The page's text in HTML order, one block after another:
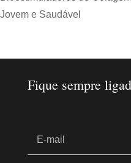
Jovem e Saudável
Fique sempre